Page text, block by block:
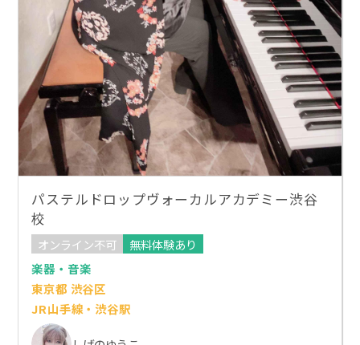
パステルドロップヴォーカルアカデミー渋谷
校
オンライン不可
無料体験あり
楽器・音楽
東京都 渋谷区
JR山手線・渋谷駅